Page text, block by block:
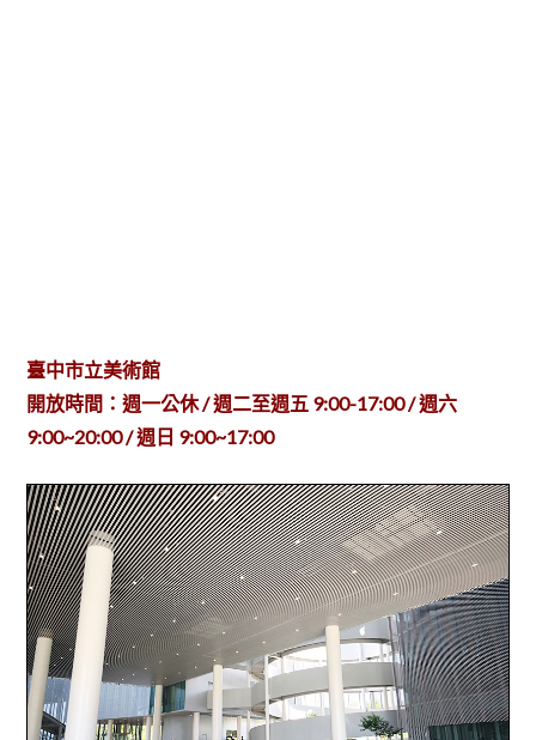
臺中市立美術館
開放時間：週一公休 / 週二至週五 9:00-17:00 / 週六
9:00~20:00 / 週日 9:00~17:00